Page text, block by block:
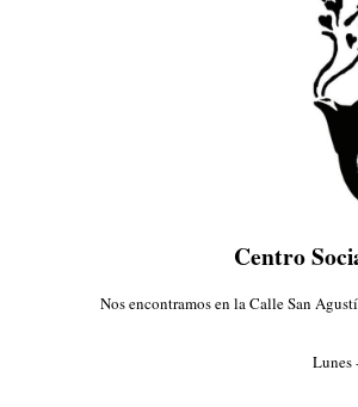
Centro
Nos encontramos en la Calle San
Lunes